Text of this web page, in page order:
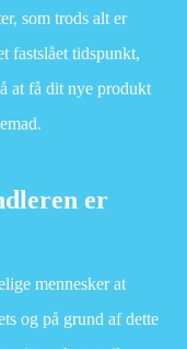
som trods alt er
fastslået tidspunkt,
at få dit nye produkt
er
mennesker at
og på grund af dette